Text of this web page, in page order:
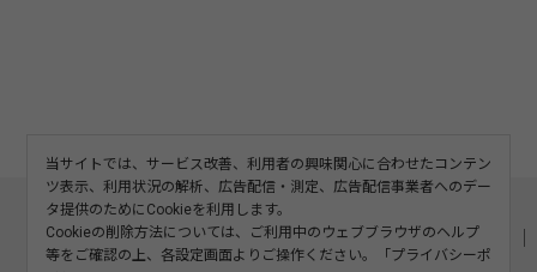
このサイトについて 利用規約
記事の二次利用について
プライバシーポリシー
お問い合わせ
当サイトでは、サービス改善、利用者の興味関心に合わせたコンテン
ツ表示、利用状況の解析、広告配信・測定、広告配信事業者へのデー
タ提供のためにCookieを利用します。
Cookieの削除方法については、ご利用中のウェブブラウザのヘルプ
等をご確認の上、各設定画面よりご操作ください。「プライバシーポ